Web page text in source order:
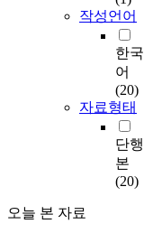
작성언어
한국
어
(20)
자료형태
단행
본
(20)
오늘 본 자료